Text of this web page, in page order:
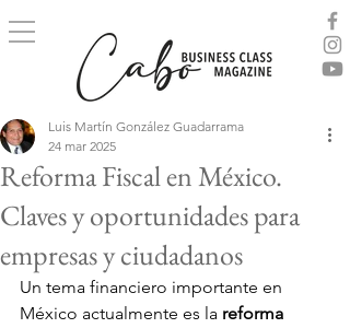
Reforma Fiscal en México.
Claves y oportunidades para
empresas y ciudadanos
Luis Martín González Guadarrama
24 mar 2025
Un tema financiero importante en
México actualmente es la reforma